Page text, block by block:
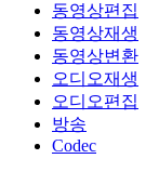
동영상편집
동영상재생
동영상변환
오디오재생
오디오편집
방송
Codec